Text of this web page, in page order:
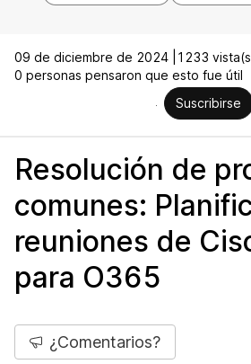
09 de diciembre de 2024 |
1233
0 personas pensaron que esto fue útil
Suscribirse
Resolución de
comunes:
reuniones de
para O365
¿Comentarios?